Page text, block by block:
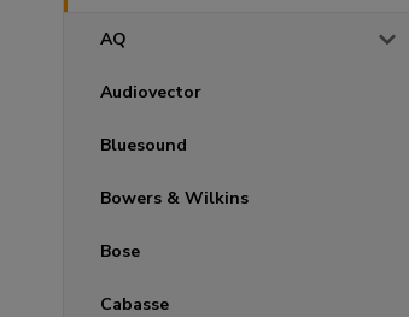
AQ
Audiovector
Bluesound
Bowers & Wilkins
Bose
Cabasse